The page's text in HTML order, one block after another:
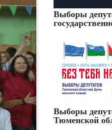
Выборы
Выборы
Тюменской